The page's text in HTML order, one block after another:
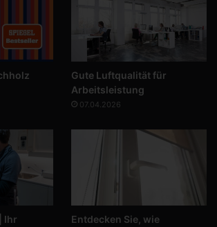
Gute Luftqualität für
Arbeitsleistung
07.04.2026
Ihr
Entdecken Sie, wie